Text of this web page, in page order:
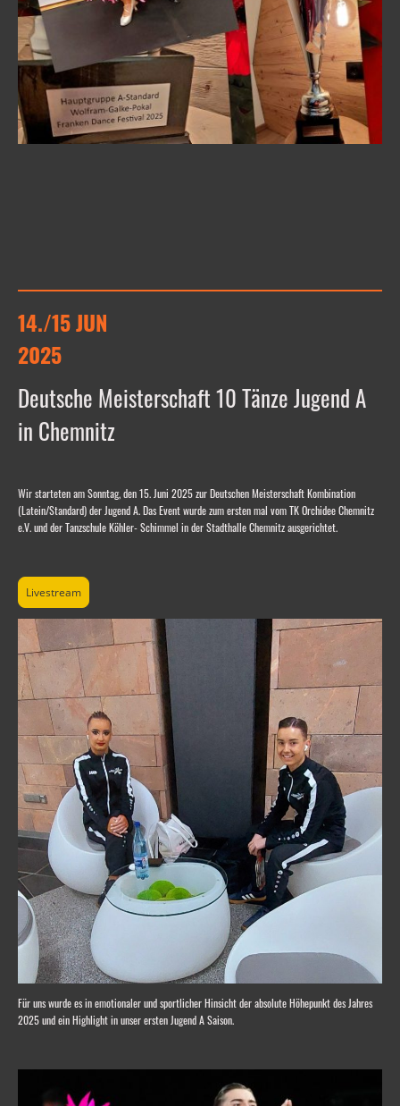
14./15 JUN
2025
Deutsche Meisterschaft 10 Tänze Jugend A
in Chemnitz
Wir starteten am Sonntag, den 15. Juni 2025 zur Deutschen Meisterschaft Kombination
(Latein/Standard) der Jugend A. Das Event wurde zum ersten mal vom TK Orchidee Chemnitz
e.V. und der Tanzschule Köhler- Schimmel in der Stadthalle Chemnitz ausgerichtet.
Livestream
Für uns wurde es in emotionaler und sportlicher Hinsicht der absolute Höhepunkt des Jahres
2025 und ein Highlight in unser ersten Jugend A Saison.